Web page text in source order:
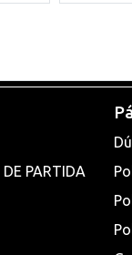
PARTIDA